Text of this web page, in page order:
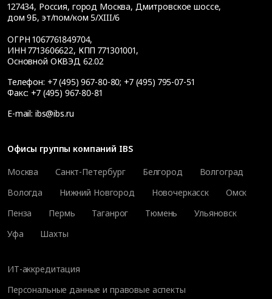
127434, Россия, город Москва, Дмитровское шоссе,
дом 9Б, эт/пом/ком 5/XIII/6
ОГРН 1067761849704,
ИНН 7713606622, КПП 771301001,
Основной ОКВЭД 62.02
Телефон: +7 (495) 967-80-80; +7 (495) 795-07-51
Факс: +7 (495) 967-80-81
E-mail: ibs@ibs.ru
Офисы группы компаний IBS
Москва
Санкт-Петербург Белгород
Волгоград
Вологда
Нижний Новгород Новочеркасск
Омск
Пенза
Пермь Таганрог Тюмень
Ульяновск
Уфа
Шахты
ИТ-аккредитация
Персональные данные и правовые аспекты